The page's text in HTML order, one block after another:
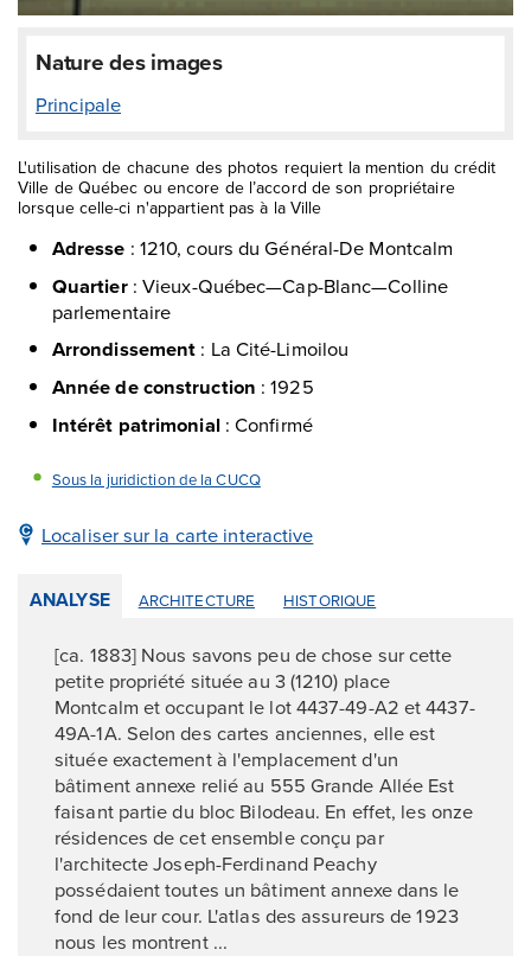
Nature des images
Principale
L'utilisation de chacune des photos requiert la mention du crédit
Ville de Québec ou encore de l’accord de son propriétaire
lorsque celle-ci n'appartient pas à la Ville
Adresse : 1210, cours du Général-De Montcalm
Quartier: Vieux-Québec—Cap-Blanc—Colline
parlementaire
Arrondissement : La Cité-Limoilou
Année de construction :1925
Intérêt patrimonial:Confirmé
Sous la juridiction de la CUCQ
Localiser sur la carte interactive
ANALYSE ARCHITECTURE HISTORIQUE
[ca. 1883] Nous savons peu de chose sur cette
petite propriété située au 3 (1210) place
Montcalm et occupant le lot 4437-49-A2 et 4437-
49A-1A. Selon des cartes anciennes, elle est
située exactement à l'emplacement d'un
bâtiment annexe relié au 555 Grande Allée Est
faisant partie du bloc Bilodeau. En effet, les onze
résidences de cet ensemble conçu par
l'architecte Joseph-Ferdinand Peachy
possédaient toutes un bâtiment annexe dans le
fond de leur cour. L'atlas des assureurs de 1923
nous les montrent ...